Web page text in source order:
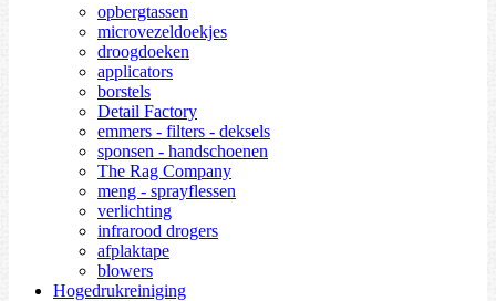
opbergtassen
microvezeldoekjes
droogdoeken
applicators
borstels
Detail Factory
emmers - filters - deksels
sponsen - handschoenen
The Rag Company
meng - sprayflessen
verlichting
infrarood drogers
afplaktape
blowers
Hogedrukreiniging